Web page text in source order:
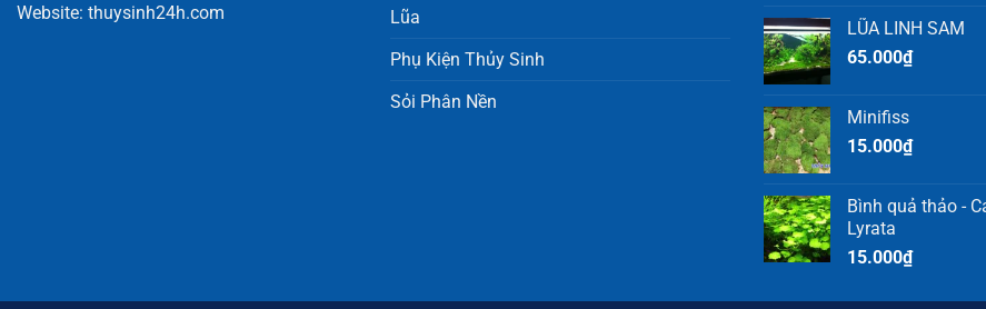
Website: thuysinh24h.com
Lũa
Phụ Kiện Thủy Sinh
Sỏi Phân Nền
LŨA LINH SAM
65.000₫
Minifiss
15.000₫
Bình quả thảo -
Lyrata
15.000₫